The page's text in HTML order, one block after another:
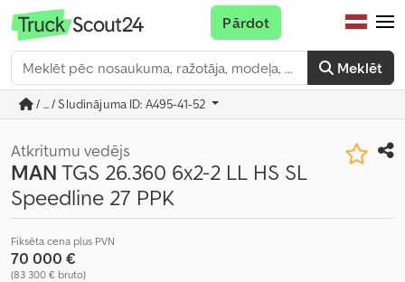
Meklēt
Pārdot
/ ... / Sludinājuma ID: A495-41-52
Atkritumu vedējs
MANTGS 26.360 6x2-2 LL HS SL
Speedline 27 PPK
Fiksēta cena plus PVN
70 000 €
(83 300 € bruto)